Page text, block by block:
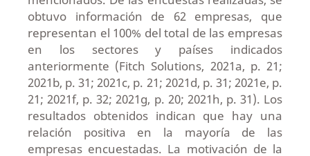
obtuvo información de 62 empresas, que
representan el 100% del total de las empresas
en los sectores y países indicados
anteriormente (Fitch Solutions, 2021a, p. 21;
2021b, p. 31; 2021c, p. 21; 2021d, p. 31; 2021e, p.
21; 2021f, p. 32; 2021g, p. 20; 2021h, p. 31). Los
resultados obtenidos indican que hay una
relación positiva en la mayoría de las
empresas encuestadas. La motivación de la